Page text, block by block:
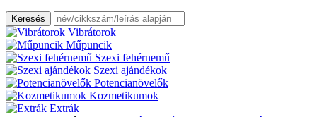
Vibrátorok
Műpuncik
Szexi fehérnemű
Szexi ajándékok
Potencianövelők
Kozmetikumok
Extrák